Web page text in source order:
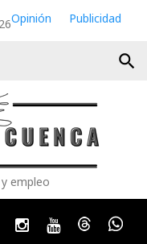
Opinión
Publicidad
search
empleo
TwitterInstagram
YoutubeThreads